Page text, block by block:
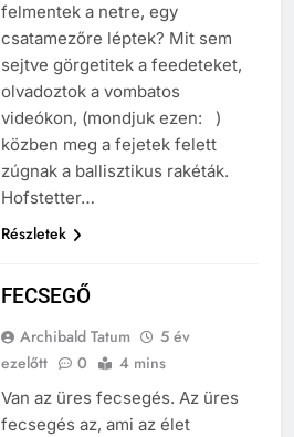
felmentek a netre, egy
csatamezőre léptek? Mit sem
sejtve görgetitek a feedeteket,
olvadoztok a vombatos
videókon, (mondjuk ezen: )
közben meg a fejetek felett
zúgnak a ballisztikus rakéták.
Hofstetter…
Részletek
FECSEGŐ
Archibald Tatum
5 év
ezelőtt
0 4 mins
Van az üres fecsegés. Az üres
fecsegés az, ami az élet